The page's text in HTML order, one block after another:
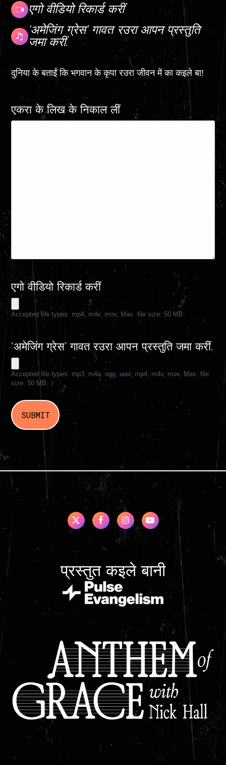
एगो वीडियो रिकार्ड करीं
‘अमेजिंग ग्रेस’ गावत रउरा आपन प्रस्तुति
जमा करीं.
दुनिया के बताईं कि भगवान के कृपा रउरा जीवन में का कइले बा!
एकरा के लिख के निकाल लीं
एगो वीडियो रिकार्ड करीं
Accepted file types: mp4, m4v, mov, Max. file size: 50 MB.
‘अमेजिंग ग्रेस’ गावत रउरा आपन प्रस्तुति जमा करीं.
Accepted file types: mp3, m4a, ogg, wav, mp4, m4v, mov, Max. file
size: 50 MB.
प्रस्तुत कइले बानी